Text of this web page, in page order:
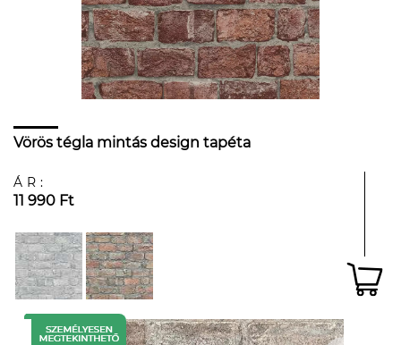
Vörös tégla mintás design tapéta
ÁR:
11 990 Ft